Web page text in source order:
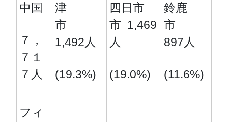
中国
７，
７１
７人
津
市
1,492人
(19.3%)
四日市
市 1,469
人
(19.0%)
鈴鹿
市
897人
(11.6%)
フィ